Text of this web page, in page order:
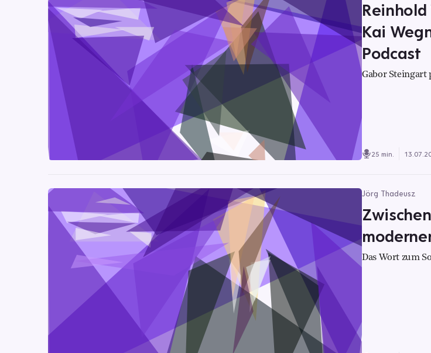
Kai
Podcast
Gabor Steingart
25 min.
Jörg Thadeusz
Das Wort zum